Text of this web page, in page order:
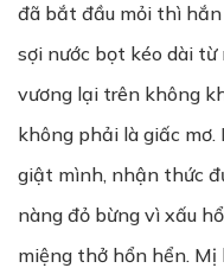
đã bắt đầu mỏi thì
sợi nước bọt kéo dài
vương lại trên không
không phải là giấc
giật mình, nhận thức
nàng đỏ bừng vì xấu
miệng thở hổn hển.